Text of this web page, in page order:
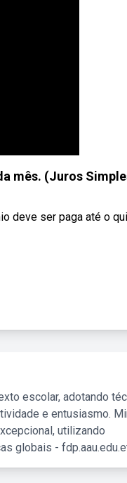
mês. (Juros
deve ser paga até o
escolar, adotando
e entusiasmo.
utilizando
globais -